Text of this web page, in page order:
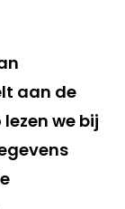
aan de
we bij